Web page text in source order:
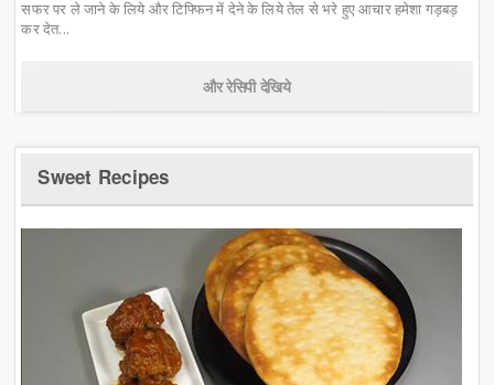
सफर पर ले जाने के लिये और टिफ्फिन में देने के लिये तेल से भरे हुए आचार हमेशा गड़बड़
कर देत...
और रेसिपी देखिये
Sweet Recipes